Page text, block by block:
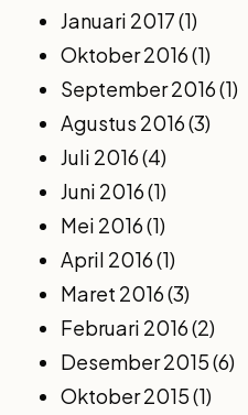
Januari 2017(1)
Oktober 2016(1)
September 2016(1)
Agustus 2016(3)
Juli 2016(4)
Juni 2016(1)
Mei 2016(1)
April 2016(1)
Maret 2016(3)
Februari 2016(2)
Desember 2015(6)
Oktober 2015(1)